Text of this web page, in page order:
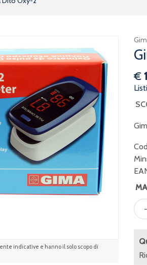
indicative e hanno il solo scopo di
€
-